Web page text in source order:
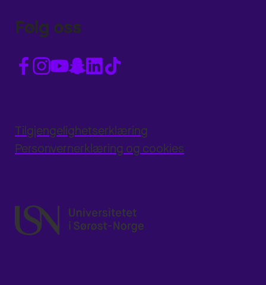
Følg oss
Tilgjengelighetserklæring
Personvernerklæring og cookies